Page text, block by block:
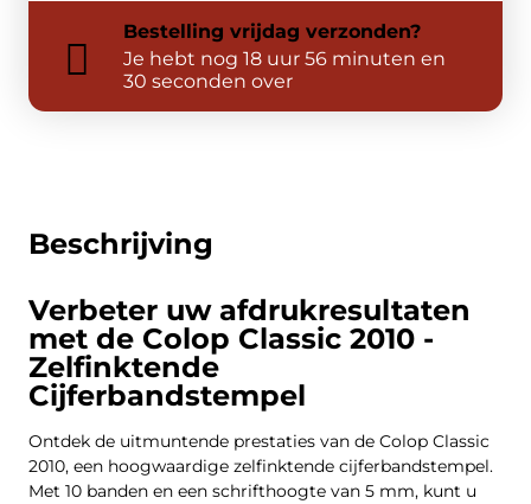
Beschrijving
Verbeter uw afdrukresultaten
met de Colop Classic 2010 -
Zelfinktende
Cijferbandstempel
Ontdek de uitmuntende prestaties van de Colop Classic
2010, een hoogwaardige zelfinktende cijferbandstempel.
Met 10 banden en een schrifthoogte van 5 mm, kunt u
Bestelling vrijdag verzonden?
Je hebt nog 18 uur 56 minuten en
30 seconden over